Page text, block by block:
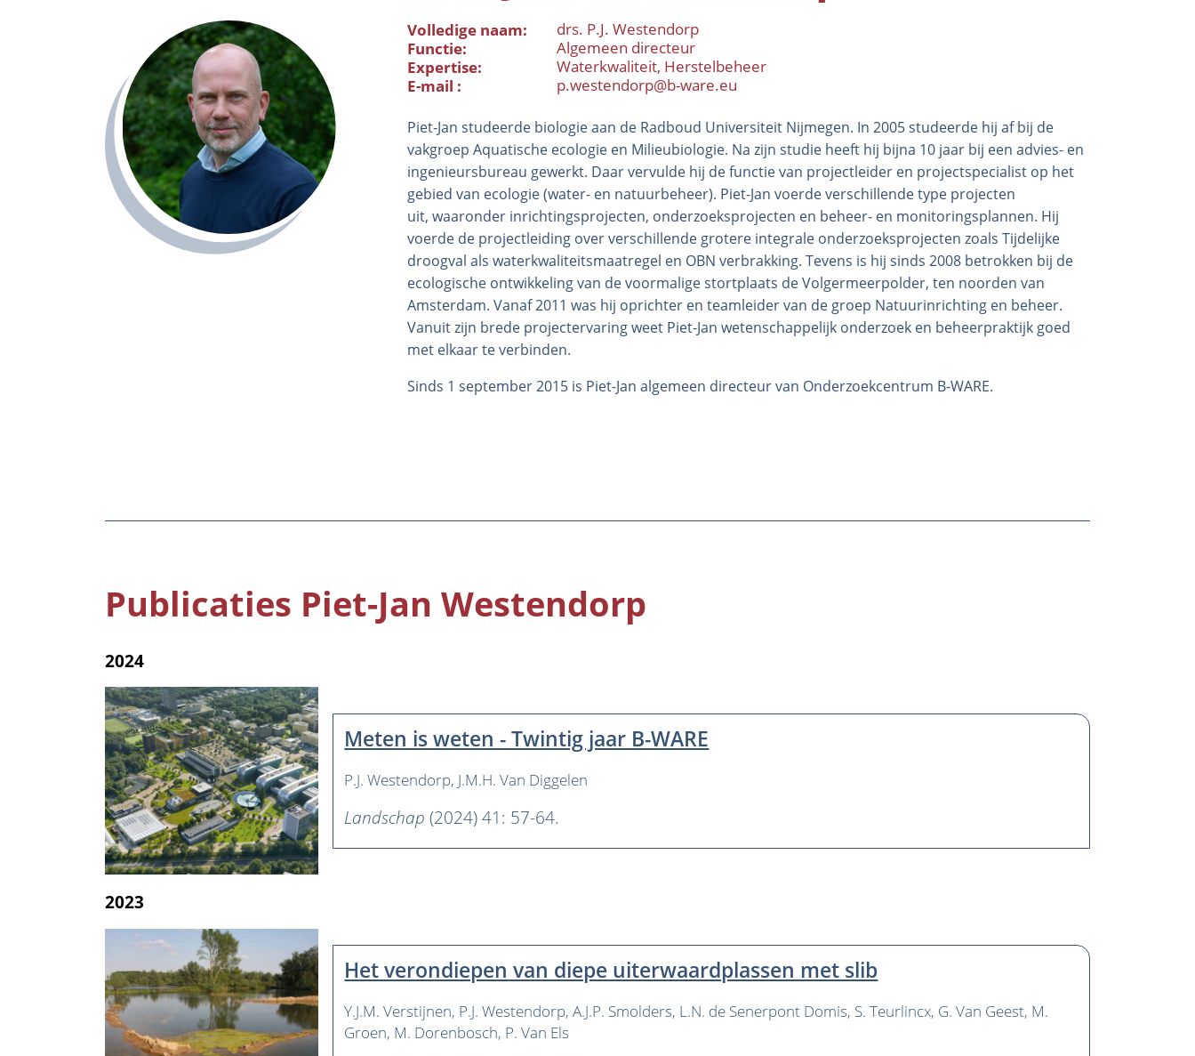
Volledige naam
drs. P.J. Westendorp
Functie
Algemeen directeur
Expertise
Waterkwaliteit Herstelbeheer
E-mail
p.westendorp@b-ware.eu
Piet-Jan studeerde biologie aan de Radboud Universiteit Nijmegen. In 2005 studeerde hij af bij de
vakgroep Aquatische ecologie en Milieubiologie. Na zijn studie heeft hij bijna 10 jaar bij een advies- en
ingenieursbureau gewerkt. Daar vervulde hij de functie van projectleider en projectspecialist op het
gebied van ecologie (water- en natuurbeheer). Piet-Jan voerde verschillende type projecten
uit, waaronder inrichtingsprojecten, onderzoeksprojecten en beheer- en monitoringsplannen. Hij
voerde de projectleiding over verschillende grotere integrale onderzoeksprojecten zoals Tijdelijke
droogval als waterkwaliteitsmaatregel en OBN verbrakking. Tevens is hij sinds 2008 betrokken bij de
ecologische ontwikkeling van de voormalige stortplaats de Volgermeerpolder, ten noorden van
Amsterdam. Vanaf 2011 was hij oprichter en teamleider van de groep Natuurinrichting en beheer.
Vanuit zijn brede projectervaring weet Piet-Jan wetenschappelijk onderzoek en beheerpraktijk goed
met elkaar te verbinden.
Sinds 1 september 2015 is Piet-Jan algemeen directeur van Onderzoekcentrum B-WARE.
Publicaties Piet-Jan Westendorp
2024
Meten is weten - Twintig jaar B-WARE
P.J. Westendorp J.M.H. Van Diggelen
Landschap(2024) 41: 57-64.
2023
Het verondiepen van diepe uiterwaardplassen met slib
Y.J.M. Verstijnen P.J. Westendorp A.J.P. Smolders L.N. de Senerpont Domis S. Teurlincx G. Van Geest M.
Groen M. Dorenbosch P. Van Els